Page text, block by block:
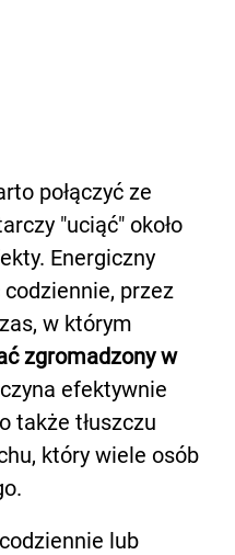
połączyć ze
"uciąć" około
Energiczny
przez
w którym
zgromadzony w
efektywnie
także tłuszczu
który wiele osób
lub